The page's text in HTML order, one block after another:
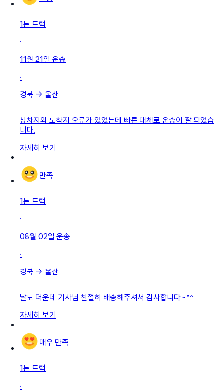
1톤 트럭
·
11월 21일 운송
·
경북 → 울산
상차지와 도착지 오류가 있었는데 빠른 대체로 운송이 잘 되었습
니다.
자세히 보기
만족
1톤 트럭
·
08월 02일 운송
·
경북 → 울산
날도 더운데 기사님 친절히 배송해주셔서 감사합니다~^^
자세히 보기
매우 만족
1톤 트럭
·